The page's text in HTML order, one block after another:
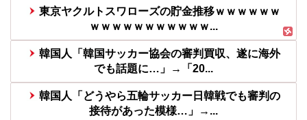
東京ヤクルトスワローズの貯金推移ｗｗｗｗｗｗ
ｗｗｗｗｗｗｗｗｗｗｗ...
韓国人「韓国サッカー協会の審判買収、遂に海外
でも話題に…」→「20...
韓国人「どうやら五輪サッカー日韓戦でも審判の
接待があった模様…」→...